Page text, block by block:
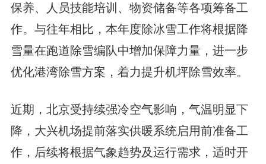
保养、人员技能培训、物资储备等各项筹备工
作。与往年相比，本年度除冰雪工作将根据降
雪量在跑道除雪编队中增加保障力量，进一步
优化港湾除雪方案，着力提升机坪除雪效率。
近期，北京受持续强冷空气影响，气温明显下
降，大兴机场提前落实供暖系统启用前准备工
作，后续将根据气象趋势及运行需求，适时开